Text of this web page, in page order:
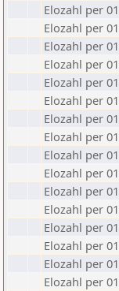
Elozahl per
Elozahl per
Elozahl per
Elozahl per
Elozahl per
Elozahl per
Elozahl per
Elozahl per
Elozahl per
Elozahl per
Elozahl per
Elozahl per
Elozahl per
Elozahl per
Elozahl per
Elozahl per